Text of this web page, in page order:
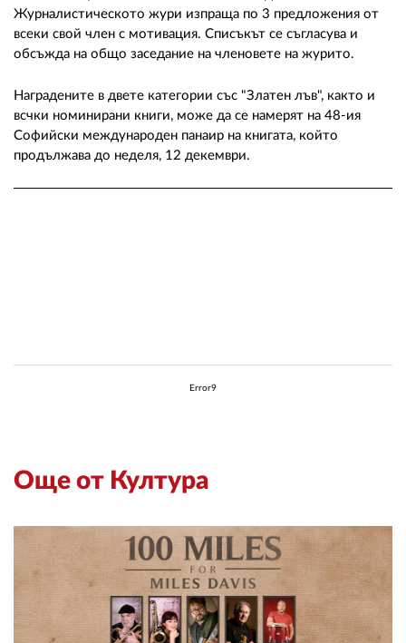
Журналистическото жури изпраща по 3 предложения от
всеки свой член с мотивация. Списъкът се съгласува и
обсъжда на общо заседание на членовете на журито.
Наградените в двете категории със "Златен лъв", както и
всчки номинирани книги, може да се намерят на 48-ия
Софийски международен панаир на книгата, който
продължава до неделя, 12 декември.
Error9
Още от Култура